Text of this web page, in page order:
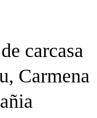
carcasa
Carmena